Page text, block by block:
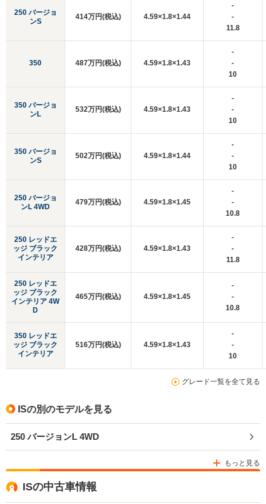
250 バージョ
ンS
350
350 バージョ
ンL
350 バージョ
ンS
250 バージョ
ンL 4WD
250 レッドエ
ッジ ブラック
インテリア
250 レッドエ
ッジ ブラック
インテリア 4W
D
350 レッドエ
ッジ ブラック
インテリア
414万円(税込) 4.59×1.8×1.44
-
-
11.8
487万円(税込) 4.59×1.8×1.43
-
-
10
532万円(税込) 4.59×1.8×1.43
-
-
10
502万円(税込) 4.59×1.8×1.44
-
-
10
479万円(税込) 4.59×1.8×1.45
-
-
10.8
428万円(税込) 4.59×1.8×1.43
-
-
11.8
465万円(税込) 4.59×1.8×1.45
-
-
10.8
516万円(税込) 4.59×1.8×1.43
-
-
10
グレード一覧を全て見る
ISの別のモデルを見る
250 バージョンL 4WD
もっと見る
ISの中古車情報